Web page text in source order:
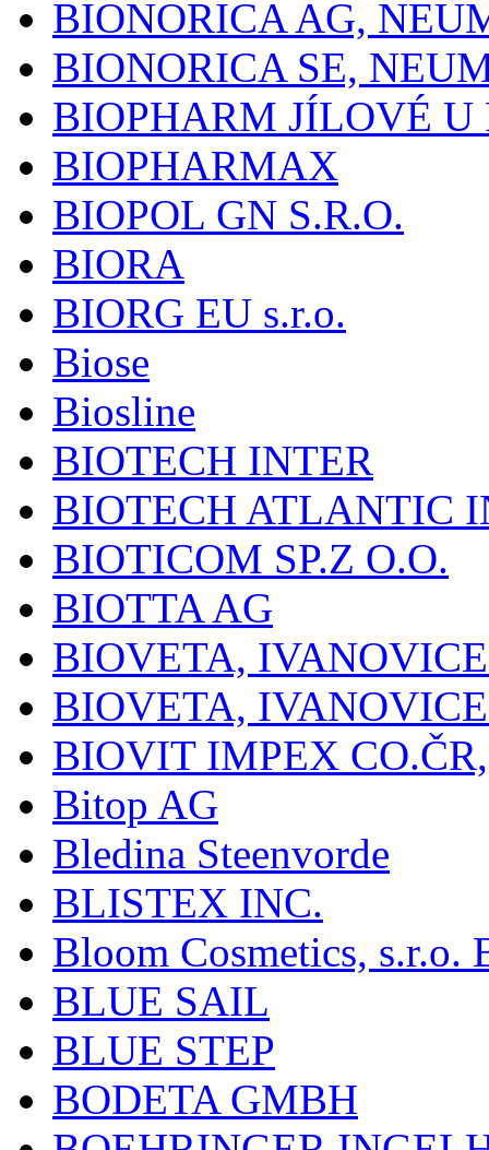
BIONORICA AG,
BIONORICA SE,
BIOPHARM JÍLOVÉ U
BIOPHARMAX
BIOPOL GN S.R.O.
BIORA
BIORG EU s.r.o.
Biose
Biosline
BIOTECH INTER
BIOTECH ATLANTIC
BIOTICOM SP.Z O.O.
BIOTTA AG
BIOVETA,
BIOVETA,
BIOVIT IMPEX
Bitop AG
Bledina Steenvorde
BLISTEX INC.
Bloom Cosmetics, s.r.o.
BLUE SAIL
BLUE STEP
BODETA GMBH